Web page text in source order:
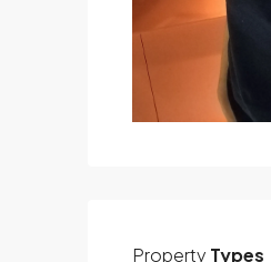
Property Types